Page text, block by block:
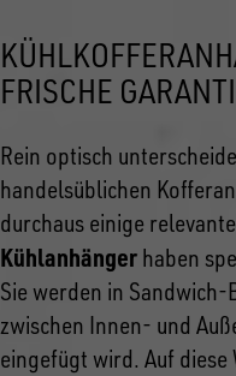
FRISCHE
Rein optisch
handelsüblichen
durchaus einige
Kühlanhänger haben
Sie werden in
zwischen Innen- und
eingefügt wird. Auf diese